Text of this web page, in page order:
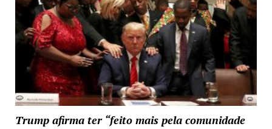
Trump afirma ter “feito mais pela comunidade